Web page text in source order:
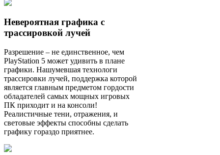
Невероятная графика с
трассировкой лучей
Разрешение – не единственное, чем
PlayStation 5 может удивить в плане
графики. Нашумевшая технологи
трассировки лучей, поддержка которой
является главным предметом гордости
обладателей самых мощных игровых
ПК приходит и на консоли!
Реалистичные тени, отражения, и
световые эффекты способны сделать
графику гораздо приятнее.